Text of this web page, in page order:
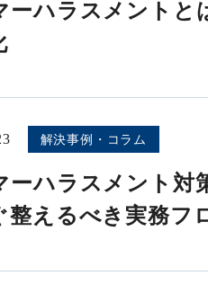
ーハラスメントと
解決事例・コラム
ーハラスメント対
整えるべき実務フ